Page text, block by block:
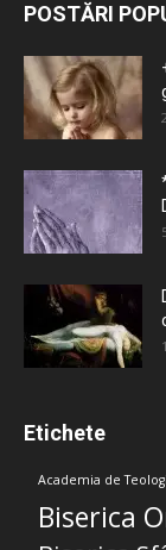
POSTĂRI
Etichete
Academia de
Biserica